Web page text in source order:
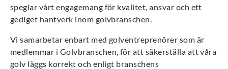
speglar vårt engagemang för kvalitet, ansvar och ett
gediget hantverk inom golvbranschen.
Vi samarbetar enbart med golventreprenörer som är
medlemmar i Golvbranschen, för att säkerställa att våra
golv läggs korrekt och enligt branschens